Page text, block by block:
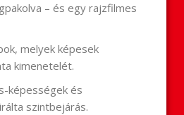
– és egy rajzfilmes
melyek képesek
kimenetelét.
képességek és
szintbejárás.